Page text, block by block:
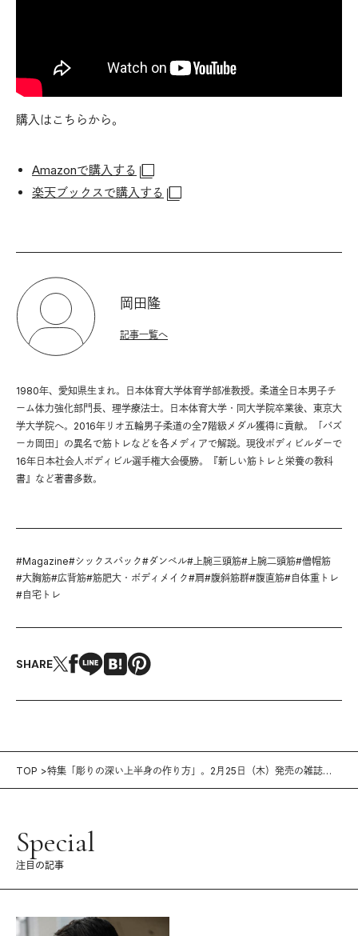
購入はこちらから。
Amazonで購入する
楽天ブックスで購入する
岡田隆
1980年、愛知県生まれ。日本体育大学体育学部准教授。柔道全日本男子チ
ーム体力強化部門長、理学療法士。日本体育大学・同大学院卒業後、東京大
学大学院へ。2016年リオ五輪男子柔道の全7階級メダル獲得に貢献。「バズ
ーカ岡田」の異名で筋トレなどを各メディアで解説。現役ボディビルダーで
16年日本社会人ボディビル選手権大会優勝。『新しい筋トレと栄養の教科
書』など著書多数。
記事一覧へ
#Magazine#シックスパック#ダンベル# 上腕三頭筋# 上腕二頭筋#僧帽筋
#大胸筋#広背筋#筋肥大・ボディメイク#肩#腹斜筋群#腹直筋#自体重トレ
#自宅トレ
SHARE
TOP
特集「彫りの深い上半身の作り方」。2月25日（木）発売の雑誌
Special
注目の記事